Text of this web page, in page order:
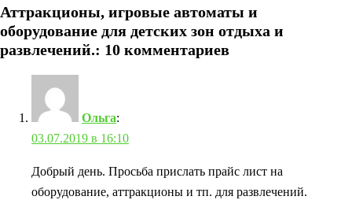
Аттракционы, игровые автоматы и
оборудование для детских зон отдыха и
развлечений.: 10 комментариев
Ольга:
03.07.2019 в 16:10
Добрый день. Просьба прислать прайс лист на
оборудование, аттракционы и тп. для развлечений.